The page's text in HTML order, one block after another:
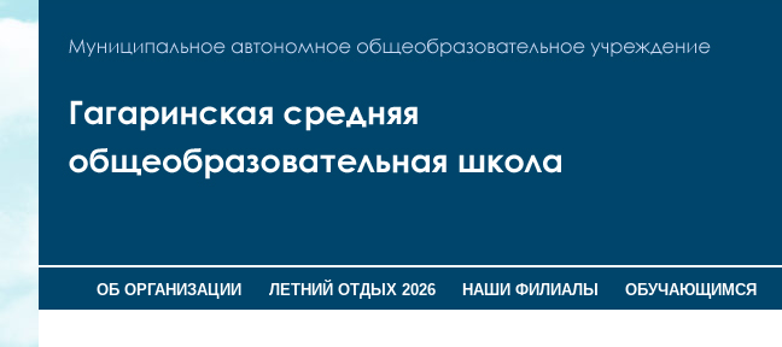
ОБ ОРГАНИЗАЦИИ ЛЕТНИЙ ОТДЫХ 2026 НАШИ ФИЛИАЛЫ ОБУЧАЮЩИМСЯ